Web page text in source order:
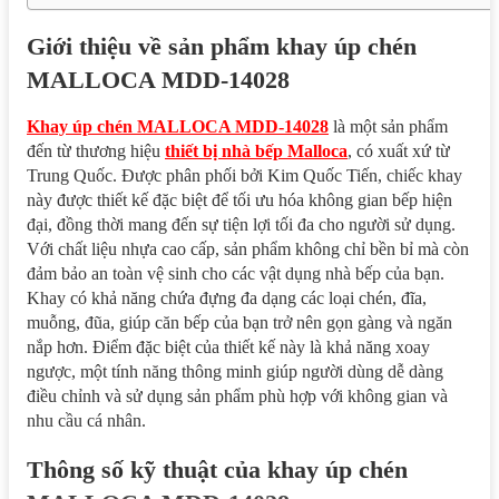
Giới thiệu về sản phẩm khay úp chén
MALLOCA MDD-14028
Khay úp chén MALLOCA MDD-14028 là một sản phẩm
đến từ thương hiệu thiết bị nhà bếp Malloca, có xuất xứ từ
Trung Quốc. Được phân phối bởi Kim Quốc Tiến, chiếc khay
này được thiết kế đặc biệt để tối ưu hóa không gian bếp hiện
đại, đồng thời mang đến sự tiện lợi tối đa cho người sử dụng.
Với chất liệu nhựa cao cấp, sản phẩm không chỉ bền bỉ mà còn
đảm bảo an toàn vệ sinh cho các vật dụng nhà bếp của bạn.
Khay có khả năng chứa đựng đa dạng các loại chén, đĩa,
muỗng, đũa, giúp căn bếp của bạn trở nên gọn gàng và ngăn
nắp hơn. Điểm đặc biệt của thiết kế này là khả năng xoay
ngược, một tính năng thông minh giúp người dùng dễ dàng
điều chỉnh và sử dụng sản phẩm phù hợp với không gian và
nhu cầu cá nhân.
Thông số kỹ thuật của khay úp chén